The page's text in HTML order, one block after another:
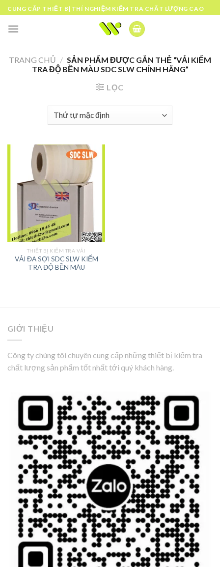
Skip
to
content
CUNG CẤP THIẾT BỊ THÍ NGHIỆM KIỂM TRA CHẤT LƯỢNG CAO
TRANG CHỦ / SẢN PHẨM ĐƯỢC GẮN THẺ “VẢI KIỂM
TRA ĐỘ BỀN MÀU SDC SLW CHÍNH HÃNG”
LỌC
THIẾT BỊ KIỂM TRA VẢI
VẢI ĐA SỢI SDC SLW KIỂM
TRA ĐỘ BỀN MÀU
GIỚI THIỆU
Công ty chúng tôi chuyên cung cấp những thiết bị kiểm tra
chất lượng sản phẩm tốt nhất tới quý khách hàng.